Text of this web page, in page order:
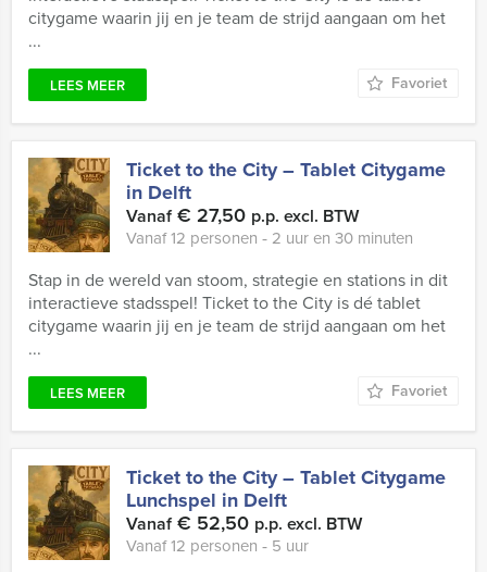
citygame waarin jij en je team de strijd aangaan om het
...
LEES MEER Favoriet
Ticket to the City – Tablet Citygame
in Delft
Vanaf€ 27,50 p.p. excl. BTW
Vanaf 12 personen ‐ 2 uur en 30 minuten
Stap in de wereld van stoom, strategie en stations in dit
interactieve stadsspel! Ticket to the City is dé tablet
citygame waarin jij en je team de strijd aangaan om het
...
LEES MEER Favoriet
Ticket to the City – Tablet Citygame
Lunchspel in Delft
Vanaf€ 52,50 p.p. excl. BTW
Vanaf 12 personen ‐ 5 uur